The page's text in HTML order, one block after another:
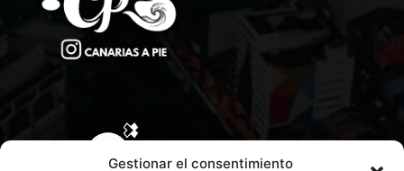
Gestionar el consentimiento